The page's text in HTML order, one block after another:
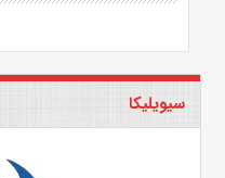
سیویلیکا